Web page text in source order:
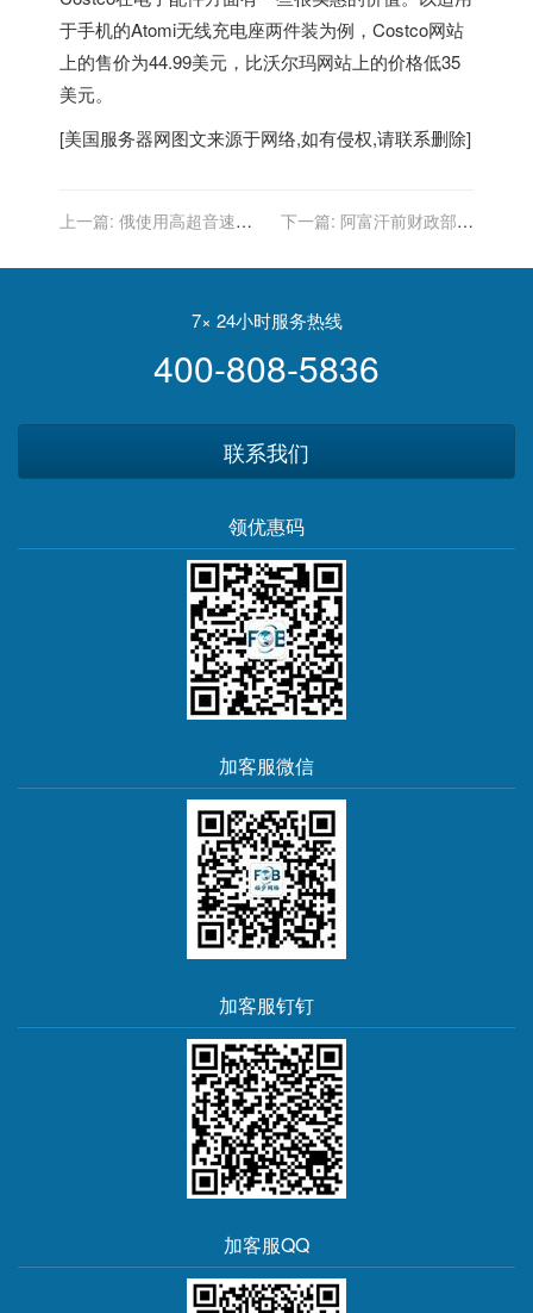
于手机的Atomi无线充电座两件装为例，Costco网站
上的售价为44.99美元，比沃尔玛网站上的价格低35
美元。
[美国服务器网图文来源于网络,如有侵权,请联系删除]
上一篇: 俄使用高超音速导
下一篇: 阿富汗前财政部长
开6个小时车，赚150多美元
7× 24小时服务热线
400-808-5836
联系我们
领优惠码
加客服微信
加客服钉钉
加客服QQ